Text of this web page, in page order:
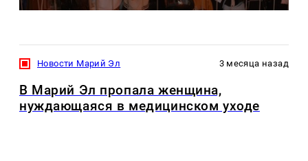
Новости Марий Эл 3 месяца назад
В Марий Эл пропала женщина,
нуждающаяся в медицинском уходе